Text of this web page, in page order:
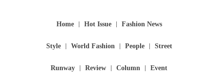
Home Hot Issue Fashion News
Style World Fashion People Street
Runway Review Column Event